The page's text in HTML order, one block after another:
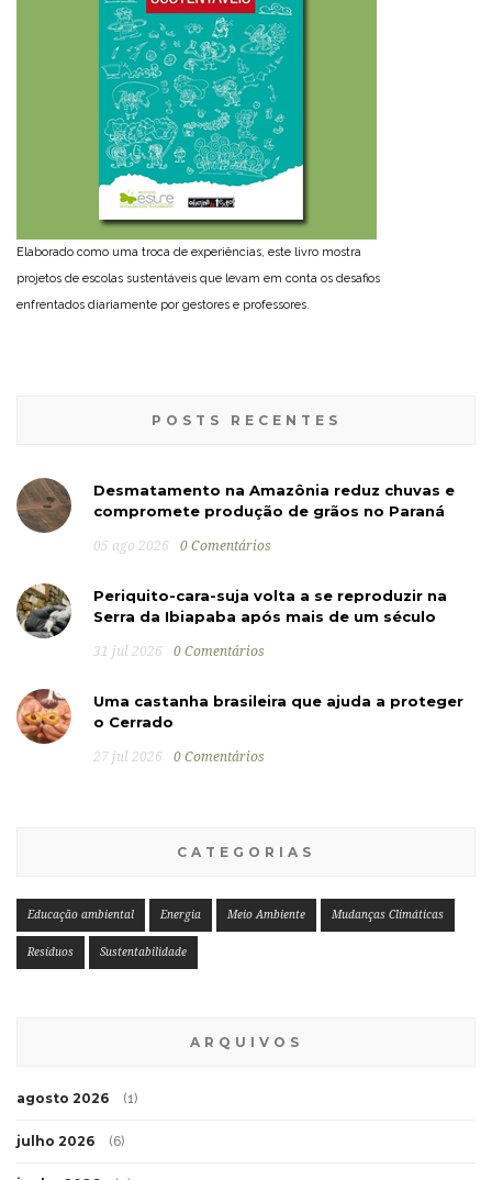
Elaborado como uma troca de experiências, este livro mostra
projetos de escolas sustentáveis que levam em conta os desafios
enfrentados diariamente por gestores e professores.
POSTS RECENTES
Desmatamento na Amazônia reduz chuvas e
compromete produção de grãos no Paraná
05 ago 2026 0 Comentários
Periquito-cara-suja volta a se reproduzir na
Serra da Ibiapaba após mais de um século
31 jul 2026 0 Comentários
Uma castanha brasileira que ajuda a proteger
o Cerrado
27 jul 2026 0 Comentários
CATEGORIAS
Educação ambiental Energia Meio Ambiente Mudanças Climáticas
Resíduos Sustentabilidade
ARQUIVOS
agosto 2026 (1)
julho 2026 (6)